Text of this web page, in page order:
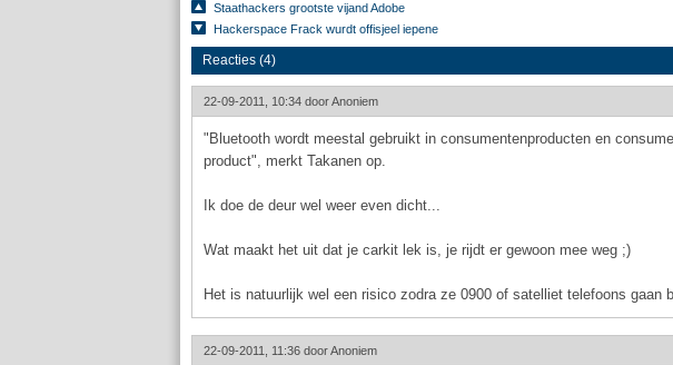
Staathackers grootste vijand Adobe
Hackerspace Frack wurdt offisjeel iepene
Reacties (4)
22-09-2011, 10:34 doorAnoniem
"Bluetooth wordt meestal gebruikt in consumentenproducten en
product", merkt Takanen op.
Ik doe de deur wel weer even dicht...
Wat maakt het uit dat je carkit lek is, je rijdt er gewoon mee weg ;)
Het is natuurlijk wel een risico zodra ze 0900 of satelliet telefoons gaan
22-09-2011, 11:36 doorAnoniem